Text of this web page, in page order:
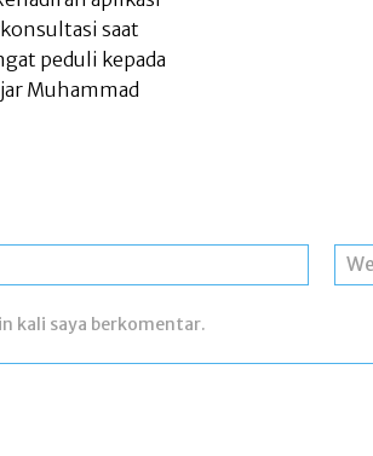
saat
peduli kepada
Muhammad
Email:*
kali saya berkomentar.